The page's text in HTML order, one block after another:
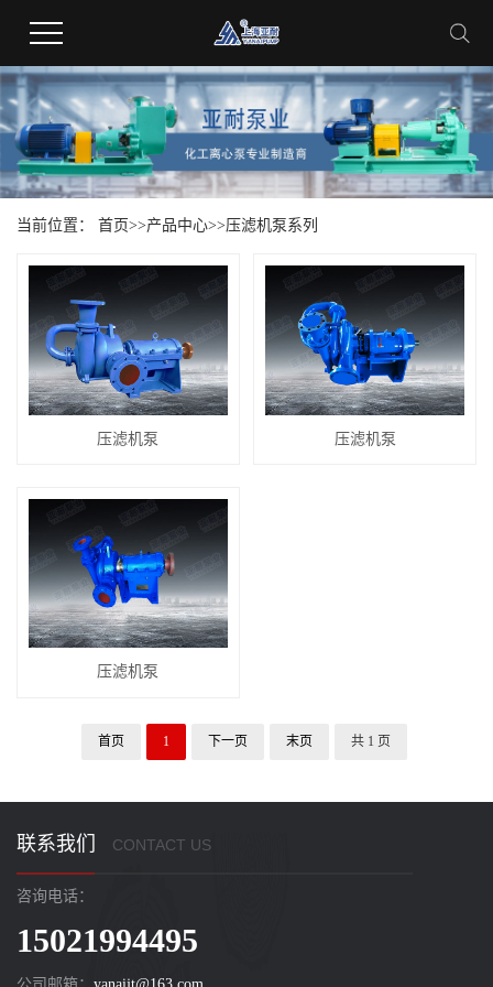
当前位置： 首页>>产品中心>>压滤机泵系列
压滤机泵 压滤机泵
压滤机泵
首页 1 下一页 末页 共 1 页
联系我们 CONTACT US
咨询电话：
15021994495